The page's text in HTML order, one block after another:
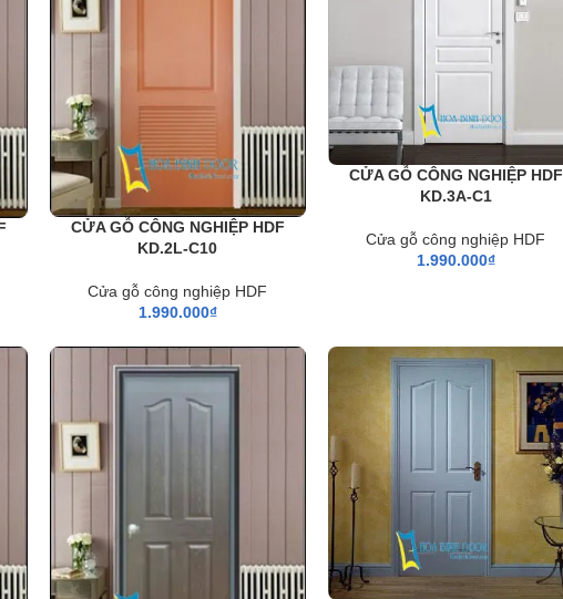
CỬA GỖ CÔNG NGHIỆP HDF
KD.2L-C10
Cửa gỗ công nghiệp HDF
1.990.000₫
CỬA GỖ CÔNG NGHIỆP HDF
KD.3A-C1
Cửa gỗ công nghiệp HDF
1.990.000₫